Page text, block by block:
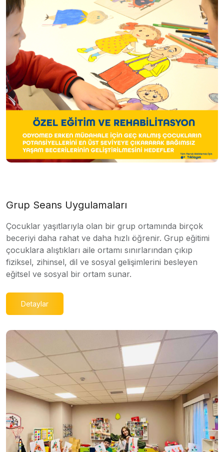
Grup Seans Uygulamaları
Çocuklar yaşıtlarıyla olan bir grup ortamında birçok
beceriyi daha rahat ve daha hızlı öğrenir. Grup eğitimi
çocuklara alıştıkları aile ortamı sınırlarından çıkıp
fiziksel, zihinsel, dil ve sosyal gelişimlerini besleyen
eğitsel ve sosyal bir ortam sunar.
Detaylar